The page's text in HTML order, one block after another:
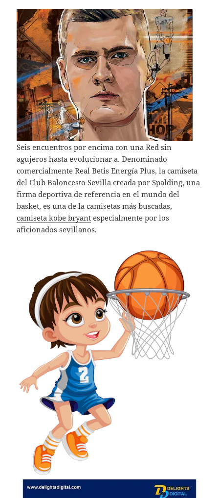
Seis encuentros por encima con una Red sin
agujeros hasta evolucionar a. Denominado
comercialmente Real Betis Energía Plus, la camiseta
del Club Baloncesto Sevilla creada por Spalding, una
firma deportiva de referencia en el mundo del
basket, es una de la camisetas más buscadas,
camiseta kobe bryant especialmente por los
aficionados sevillanos.